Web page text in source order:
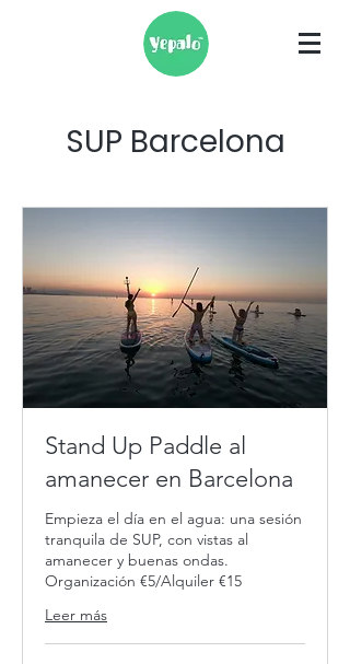
SUP Barcelona
Stand Up Paddle al
amanecer en Barcelona
Empieza el día en el agua: una sesión
tranquila de SUP, con vistas al
amanecer y buenas ondas.
Organización €5/Alquiler €15
Leer más